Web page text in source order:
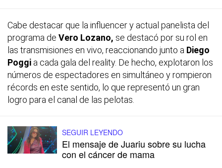
Cabe destacar que la influencer y actual panelista del
programa de Vero Lozano, se destacó por su rol en
las transmisiones en vivo, reaccionando junto a Diego
Poggi a cada gala del reality. De hecho, explotaron los
números de espectadores en simultáneo y rompieron
récords en este sentido, lo que representó un gran
logro para el canal de las pelotas.
SEGUIR LEYENDO
El mensaje de Juariu sobre su lucha
con el cáncer de mama